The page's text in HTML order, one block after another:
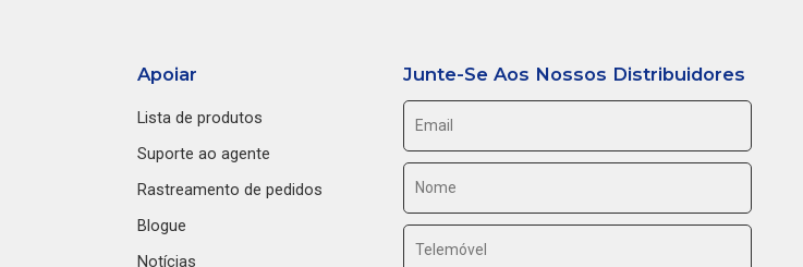
Apoiar
Lista de produtos
Suporte ao agente
Rastreamento de pedidos
Blogue
Notícias
Junte-Se Aos Nossos Distribuidores